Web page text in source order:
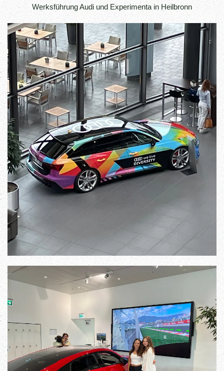
Werksführung Audi und Experimenta in Heilbronn